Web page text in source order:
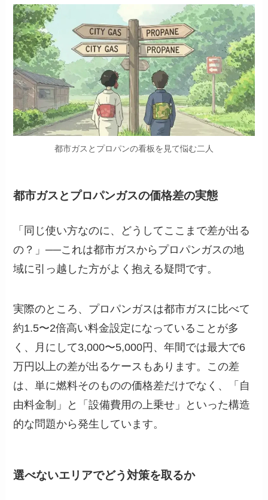
都市ガスとプロパンの看板を見て悩む二人
都市ガスとプロパンガスの価格差の実態
「同じ使い方なのに、どうしてここまで差が出る
の？」──これは都市ガスからプロパンガスの地
域に引っ越した方がよく抱える疑問です。
実際のところ、プロパンガスは都市ガスに比べて
約1.5〜2倍高い料金設定になっていることが多
く、月にして3,000〜5,000円、年間では最大で6
万円以上の差が出るケースもあります。この差
は、単に燃料そのものの価格差だけでなく、「自
由料金制」と「設備費用の上乗せ」といった構造
的な問題から発生しています。
選べないエリアでどう対策を取るか